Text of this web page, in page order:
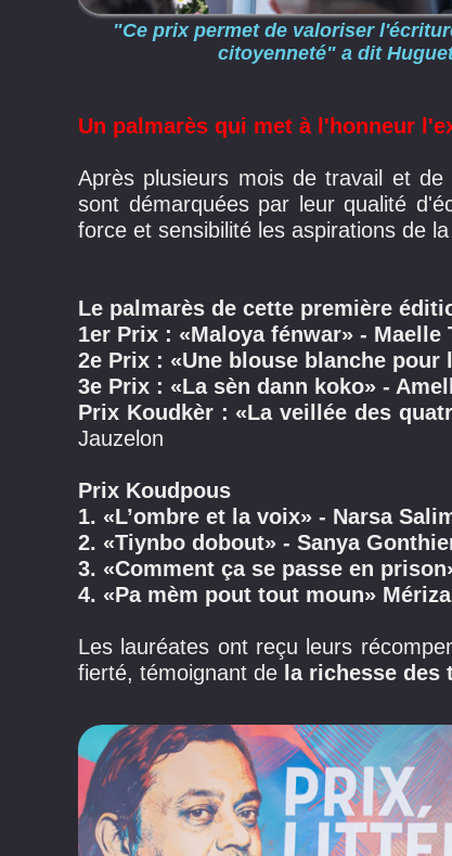
"Ce prix permet de valoriser
citoyenneté" a dit
Un palmarès qui met à l'honneur
Après plusieurs mois de travail et de
sont démarquées par leur qualité
force et sensibilité les aspirations de
Le palmarès de cette première
1er Prix : «Maloya fénwar» - Maelle
2e Prix : «Une blouse blanche pour
3e Prix : «La sèn dann koko» -
Prix Koudkèr : «La veillée des
Jauzelon
Prix Koudpous
1. «L’ombre et la voix» - Narsa
2. «Tiynbo dobout» - Sanya
3. «Comment ça se passe en
4. «Pa mèm pout tout moun»
Les lauréates ont reçu leurs
fierté, témoignant de la richesse des